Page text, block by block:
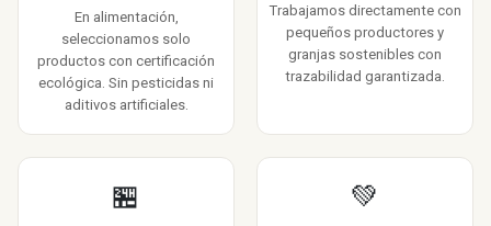
En alimentación,
seleccionamos solo
productos con certificación
ecológica. Sin pesticidas ni
aditivos artificiales.
Trabajamos directamente con
pequeños productores y
granjas sostenibles con
trazabilidad garantizada.
🏪 💚